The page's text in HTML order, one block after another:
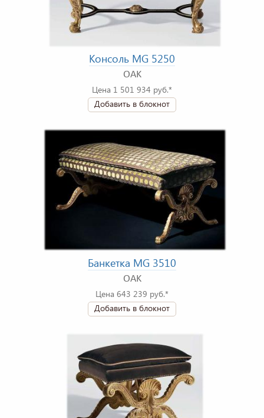
Консоль MG 5250
OAK
Цена 1 501 934 руб.*
Добавить в блокнот
Банкетка MG 3510
OAK
Цена 643 239 руб.*
Добавить в блокнот